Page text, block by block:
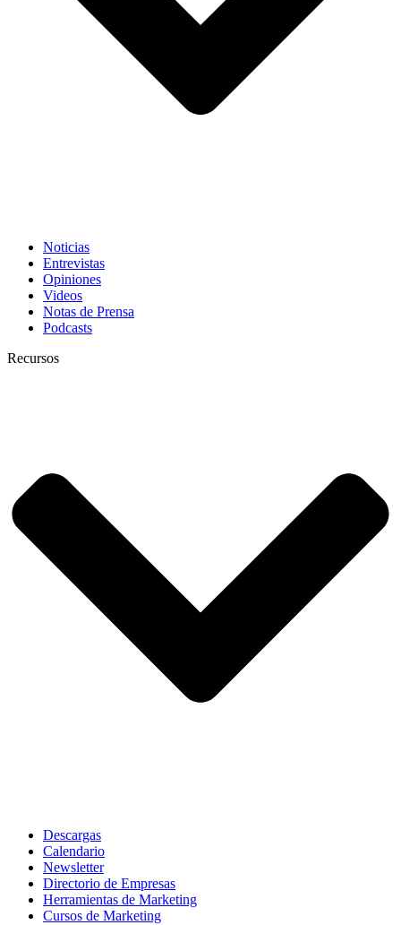
Noticias
Entrevistas
Opiniones
Videos
Notas de Prensa
Podcasts
Recursos
Descargas
Calendario
Newsletter
Directorio de Empresas
Herramientas de Marketing
Cursos de Marketing